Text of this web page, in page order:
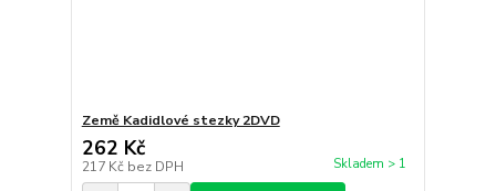
Země Kadidlové stezky 2DVD
262 Kč
217 Kč bez DPH Skladem > 1